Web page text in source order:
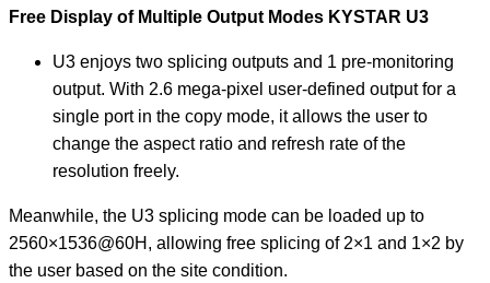
Free Display of Multiple Output Modes KYSTAR U3
U3 enjoys two splicing outputs and 1 pre-monitoring
output. With 2.6 mega-pixel user-defined output for a
single port in the copy mode, it allows the user to
change the aspect ratio and refresh rate of the
resolution freely.
Meanwhile, the U3 splicing mode can be loaded up to
2560×1536@60H, allowing free splicing of 2×1 and 1×2 by
the user based on the site condition.